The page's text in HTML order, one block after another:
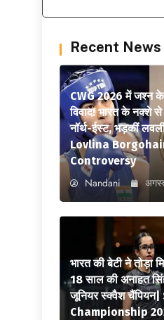
Recent News
CWG 2026 में जश्न के
विवाद! भारत के नक्शे से
नॉर्थ-ईस्ट, भड़कीं
Lovlina
Controversy
Nandani
भारत की बेटी ने तोड़ा
18 साल की अनाहत
जूनियर स्क्वैश
Championship